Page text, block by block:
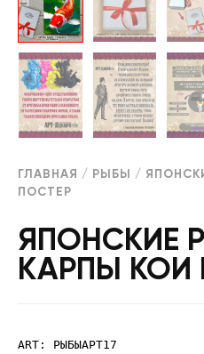
ГЛАВНАЯ / РЫБЫ
/
ПОСТЕР
ЯПОНСКИЕ
КАРПЫ КОИ
ART: РЫБЫАРТ17